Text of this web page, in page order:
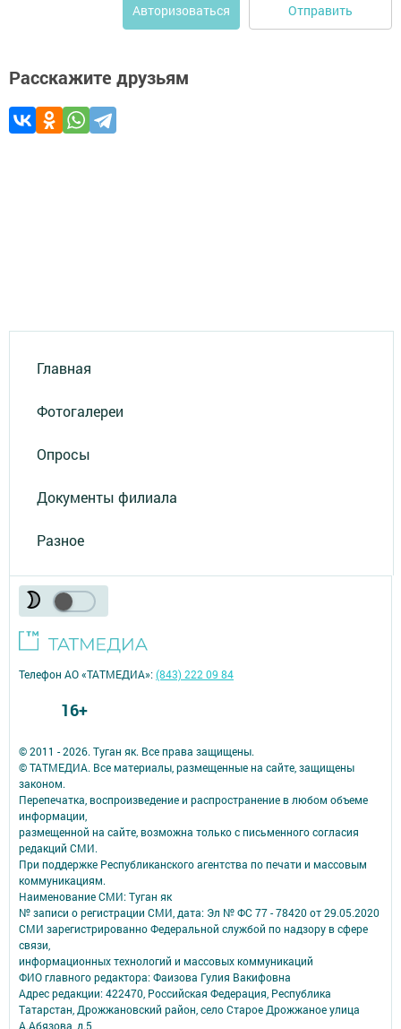
Авторизоваться Отправить
Расскажите друзьям
Главная
Фотогалереи
Опросы
Документы филиала
Разное
© 2011 - 2026. Туган як. Все права защищены.
© ТАТМЕДИА. Все материалы, размещенные на сайте, защищены
законом.
Перепечатка, воспроизведение и распространение в любом объеме
информации,
размещенной на сайте, возможна только с письменного согласия
редакций СМИ.
При поддержке Республиканского агентства по печати и массовым
коммуникациям.
Наименование СМИ: Туган як
№ записи о регистрации СМИ, дата: Эл № ФС 77 - 78420 от 29.05.2020
СМИ зарегистрированно Федеральной службой по надзору в сфере
связи,
информационных технологий и массовых коммуникаций
ФИО главного редактора: Фаизова Гулия Вакифовна
Адрес редакции: 422470, Российская Федерация, Республика
Татарстан, Дрожжановский район, село Старое Дрожжаное улица
А.Абязова, д.5
Телефон АО «ТАТМЕДИА»:(843) 222 09 84
16+